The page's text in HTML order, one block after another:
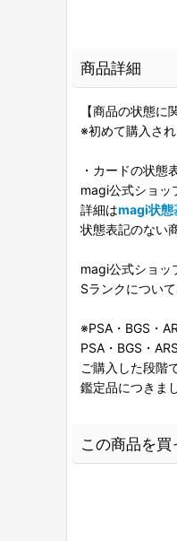
商品詳細
【商品の状態に
※初めて購入され
・カードの状態
magi公式ショッ
詳細はmagi状態
状態表記のない
magi公式ショッ
Sランクについ
※PSA・BGS・
PSA・BGS・
ご購入した段階
鑑定品につきま
この商品を